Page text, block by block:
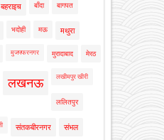
बहराइच बाँदा बागपत
भदोही मऊ मथुरा
मुजफ्फरनगर मुरादाबाद मेरठ
लखनऊ लखीमपुर खीरी
ललितपुर
संतकबीरनगर संभल